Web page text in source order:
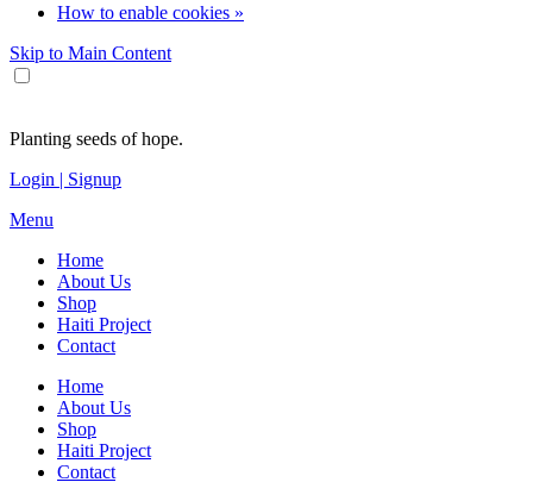
How to enable cookies »
Skip to Main Content
Planting seeds of hope.
Login | Signup
Menu
Home
About Us
Shop
Haiti Project
Contact
Home
About Us
Shop
Haiti Project
Contact